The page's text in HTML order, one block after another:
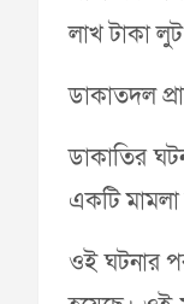
লাখ টাকা
ডাকাতদল
ডাকাতির
একটি মামলা
ওই ঘটনার